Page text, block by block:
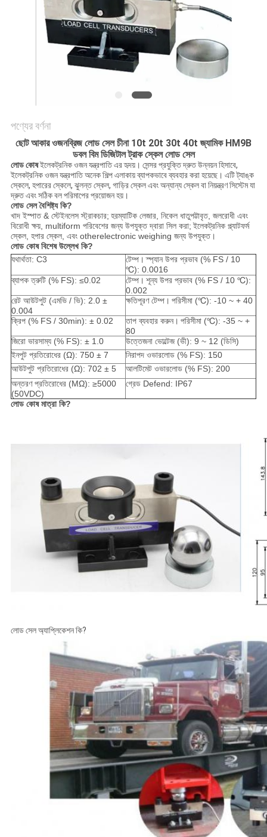
পণ্যের বর্ণনা
ছোট আকার ওজনব্রিজ লোড সেল চীনা 10t 20t 30t 40t জ্যামিক HM9B
ডবল বিম ডিজিটাল ট্রাক স্কেল লোড সেল
লোড কোষইলেকট্রনিক ওজন যন্ত্রপাতি এর হৃদয়। সেন্সর প্রযুক্তি দ্রুত উন্নয়ন হিসাবে,
ইলেকট্রনিক ওজন যন্ত্রপাতি অনেক শিল্প এলাকায় ব্যাপকভাবে ব্যবহার করা হয়েছে। এটি ট্যাঙ্ক
স্কেলে, হপারের স্কেলে, ঝুলন্ত স্কেল, গাড়ির স্কেল এবং অন্যান্য স্কেল বা নিয়ন্ত্রণ সিস্টেম যা
দ্রুত এবং সঠিক বল পরিমাপের প্রয়োজন হয়।
লোড সেল বৈশিষ্ট্য কি?
খাদ ইস্পাত & স্টেইনলেস স্ট্রাকচার; হরম্যাটিক লেজার, নিকেল ধাতুপট্টাবৃত, জলরোধী এবং
বিরোধী ক্ষয়, multiform পরিবেশের জন্য উপযুক্ত দ্বারা সিল করা; ইলেকট্রনিক প্ল্যাটফর্ম
স্কেল, হপার স্কেল, এবং otherelectronic weighing জন্য উপযুক্ত।
লোড কোষ বিশেষ উল্লেখ কি?
যথার্থতা: C3
টেম্প। স্প্যান উপর প্রভাব (% FS / 10
℃): 0.0016
ব্যাপক ত্রুটি (% FS): ≤0.02
টেম্প। শূন্য উপর প্রভাব (% FS / 10 ℃):
0.002
রেট আউটপুট (এমভি / ভি): 2.0 ±
0.004
ক্ষতিপূরণ টেম্প। পরিসীমা (℃): -10 ~ + 40
ক্রিপ (% FS / 30min): ± 0.02 তাপ ব্যবহার করুন। পরিসীমা (℃): -35 ~ +
80
জিরো ভারসাম্য (% FS): ± 1.0
উত্তেজনা ভোল্টেজ (ভী): 9 ~ 12 (ডিসি)
ইনপুট প্রতিরোধের (Ω): 750 ± 7
নিরাপদ ওভারলোড (% FS): 150
আউটপুট প্রতিরোধের (Ω): 702 ± 5
আলটিমেট ওভারলোড (% FS): 200
অন্তরণ প্রতিরোধের (MΩ): ≥5000
(50VDC)
গ্রেড Defend: IP67
লোড কোষ মাত্রা কি?
লোড সেল অ্যাপ্লিকেশন কি?